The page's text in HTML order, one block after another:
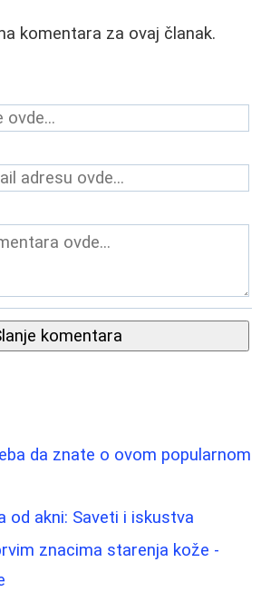
komentara za ovaj članak.
komentara
da znate o ovom popularnom
od akni: Saveti i iskustva
znacima starenja kože -